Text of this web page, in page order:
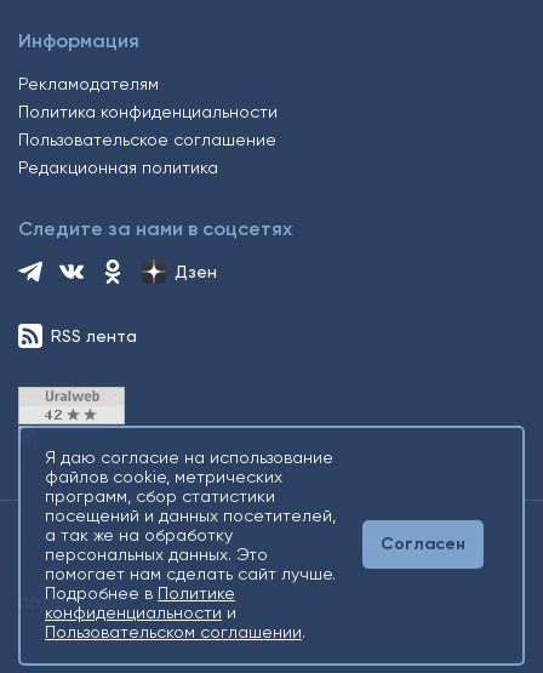
Информация
Рекламодателям
Политика конфиденциальности
Пользовательское соглашение
Редакционная политика
Следите за нами в соцсетях
Дзен
RSS лента
2026 © Все права защищены. Сетевое издание Информационное
агентство «Югорский снегирь» +16
Разработка Gold Carrot
Я даю согласие на использование
файлов cookie, метрических
программ, сбор статистики
посещений и данных посетителей,
а так же на обработку
персональных данных. Это
помогает нам сделать сайт лучше.
Подробнее в Политике
конфиденциальности и
Пользовательском соглашении.
Согласен